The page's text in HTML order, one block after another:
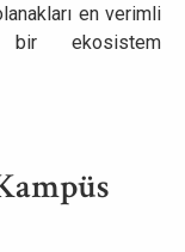
en verimli
bir ekosistem